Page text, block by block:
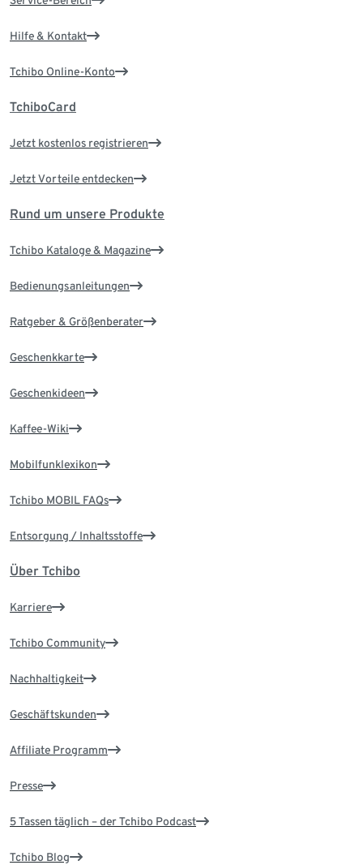
Hilfe & Kontakt
Tchibo Online-Konto
TchiboCard
Jetzt kostenlos registrieren
Jetzt Vorteile entdecken
Rund um unsere Produkte
Tchibo Kataloge & Magazine
Bedienungsanleitungen
Ratgeber & Größenberater
Geschenkkarte
Geschenkideen
Kaffee-Wiki
Mobilfunklexikon
Tchibo MOBIL FAQs
Entsorgung / Inhaltsstoffe
Über Tchibo
Karriere
Tchibo Community
Nachhaltigkeit
Geschäftskunden
Affiliate Programm
Presse
5 Tassen täglich – der Tchibo Podcast
Tchibo Blog